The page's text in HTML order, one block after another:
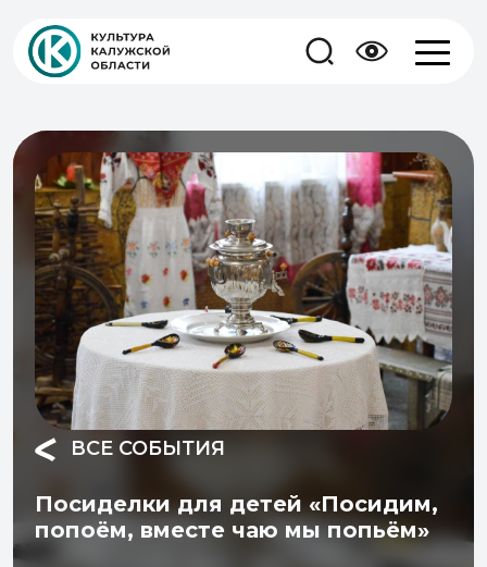
ВСЕ СОБЫТИЯ
Посиделки для детей «Посидим,
попоём, вместе чаю мы попьём»